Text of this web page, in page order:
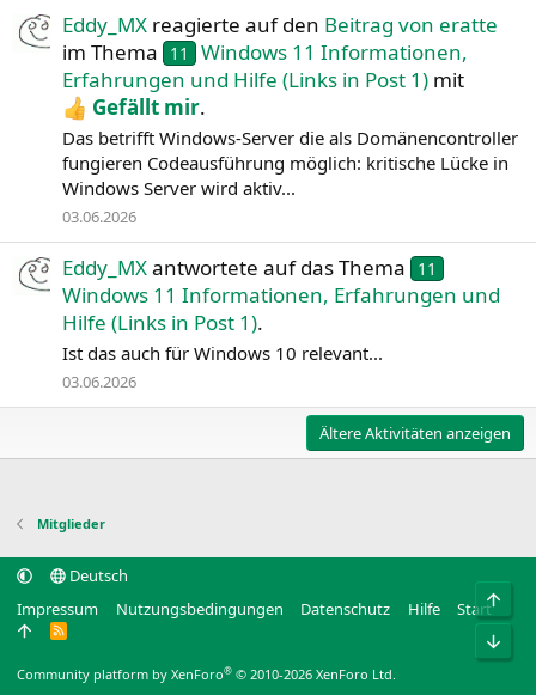
Eddy_MX reagierte auf den Beitrag von eratte
im Thema
11
Windows 11 Informationen,
Erfahrungen und Hilfe (Links in Post 1) mit
Gefällt mir.
Das betrifft Windows-Server die als Domänencontroller
fungieren Codeausführung möglich: kritische Lücke in
Windows Server wird aktiv...
03.06.2026
Eddy_MXantwortete auf das Thema 11
Windows 11 Informationen, Erfahrungen und
Hilfe (Links in Post 1).
Ist das auch für Windows 10 relevant...
03.06.2026
Ältere Aktivitäten anzeigen
Mitglieder
Deutsch
Impressum
Nutzungsbedingungen Datenschutz Hilfe Start
R
Community platform by XenForo® © 2010-2026 XenForo Ltd.